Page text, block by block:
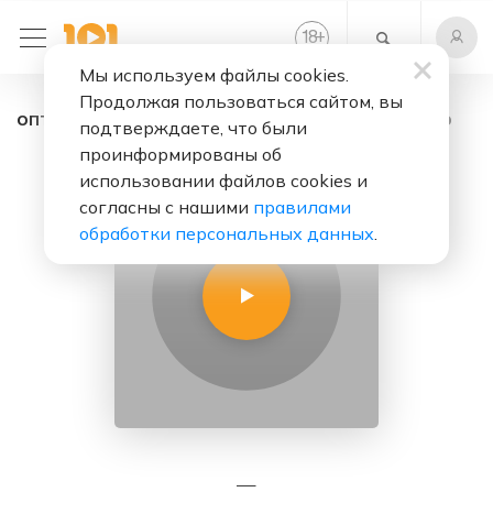
18+
оптимум - радио онлайн. Слушать бесплатно
—
Мы используем файлы cookies.
Продолжая пользоваться сайтом, вы
подтверждаете, что были
проинформированы об
использовании файлов cookies и
согласны с нашими правилами
обработки персональных данных.